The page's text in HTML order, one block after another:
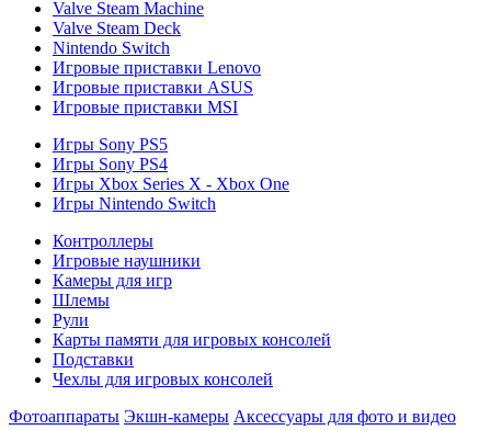
Valve Steam Machine
Valve Steam Deck
Nintendo Switch
Игровые приставки Lenovo
Игровые приставки ASUS
Игровые приставки MSI
Игры Sony PS5
Игры Sony PS4
Игры Xbox Series X - Xbox One
Игры Nintendo Switch
Контроллеры
Игровые наушники
Камеры для игр
Шлемы
Рули
Карты памяти для игровых консолей
Подставки
Чехлы для игровых консолей
Фотоаппараты Экшн-камеры Аксессуары для фото и видео